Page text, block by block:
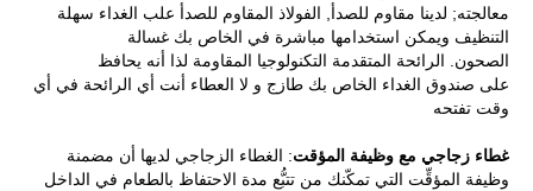
معالجته; لدينا مقاوم للصدأ الفولاذ المقاوم للصدأ علب الغداء سهلة
التنظيف ويمكن استخدامها مباشرة في الخاص بك غسالة
الصحون. الرائحة المتقدمة التكنولوجيا المقاومة لذا أنه يحافظ
على صندوق الغداء الخاص بك طازج و لا العطاء أنت أي الرائحة في أي
وقت تفتحه
غطاء زجاجي مع وظيفة المؤقت: الغطاء الزجاجي لديها أن مضمنة
وظيفة المؤقِّت التي تمكّنك من تتبُّع مدة الاحتفاظ بالطعام في الداخل